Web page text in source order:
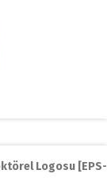
Logosu [EPS-